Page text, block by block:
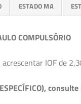
ESTADO MA
COMPULSÓRIO
IOF de
ESPECÍFICO),